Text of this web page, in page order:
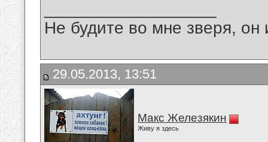
Не будите во мне зверя, он
29.05.2013, 13:51
Макс Железякин
Живу я здесь